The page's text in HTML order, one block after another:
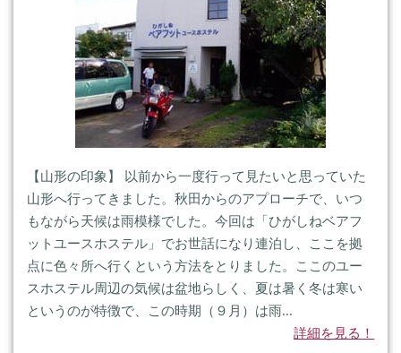
【山形の印象】 以前から一度行って見たいと思っていた
山形へ行ってきました。秋田からのアプローチで、いつ
もながら天候は雨模様でした。今回は「ひがしねベアフ
ットユースホステル」でお世話になり連泊し、ここを拠
点に色々所へ行くという方法をとりました。ここのユー
スホステル周辺の気候は盆地らしく、夏は暑く冬は寒い
というのが特徴で、この時期（９月）は雨...
詳細を見る！